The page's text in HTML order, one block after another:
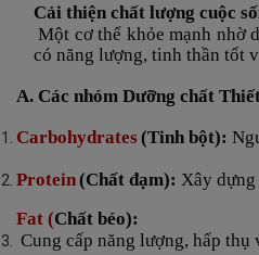
Cải thiện chất lượng cuộc
Một cơ thể khỏe mạnh nhờ
có năng lượng, tinh thần tốt
A. Các nhóm Dưỡng chất
Carbohydrates (Tinh bột):
Protein(Chất đạm): Xây dựng
Fat (Chất béo):
Cung cấp năng lượng, hấp thụ